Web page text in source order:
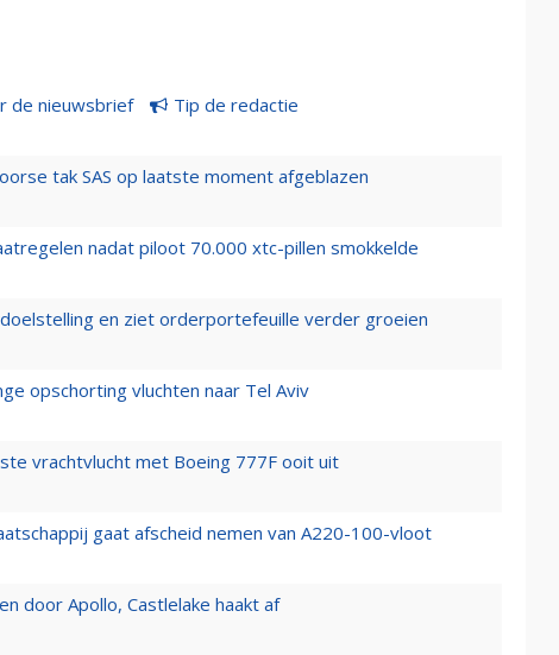
de nieuwsbrief Tip de redactie
tak SAS op laatste moment afgeblazen
nadat piloot 70.000 xtc-pillen smokkelde
en ziet orderportefeuille verder groeien
opschorting vluchten naar Tel Aviv
vrachtvlucht met Boeing 777F ooit uit
gaat afscheid nemen van A220-100-vloot
door Apollo, Castlelake haakt af